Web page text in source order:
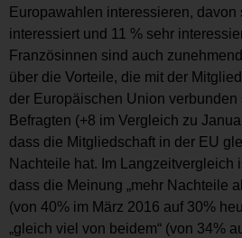
Europawahlen interessieren, davon
interessiert und 11 % sehr
Französinnen sind auch
über die Vorteile, die mit der
der Europäischen Union verbunden
Befragten (+8 im Vergleich zu
dass die Mitgliedschaft in der EU
Nachteile hat. Im Langzeitvergleich
dass die Meinung „mehr Nachteile
(von 40% im März 2016 auf 30%
„gleich viel von beidem“ (von 34%